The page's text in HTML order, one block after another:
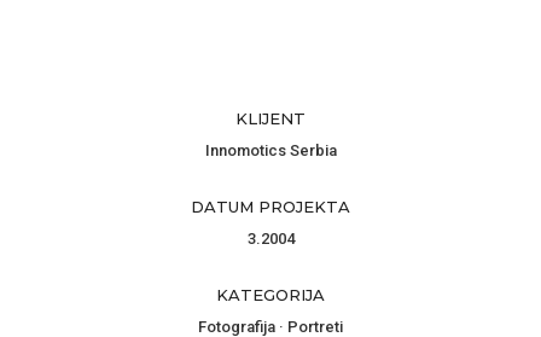
KLIJENT
Innomotics Serbia
DATUM PROJEKTA
3.2004
KATEGORIJA
Fotografija · Portreti